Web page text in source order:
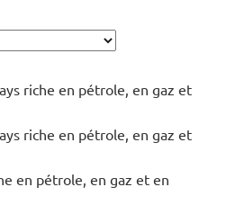
riche en pétrole, en gaz et
riche en pétrole, en gaz et
en pétrole, en gaz et en